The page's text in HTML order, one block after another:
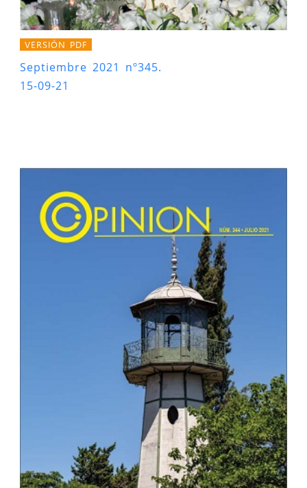
VERSIÓN PDF
Septiembre 2021 nº345.
15-09-21